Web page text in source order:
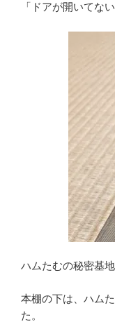
「ドアが開いてな
ハムたむの秘密基地
本棚の下は、ハム
た。